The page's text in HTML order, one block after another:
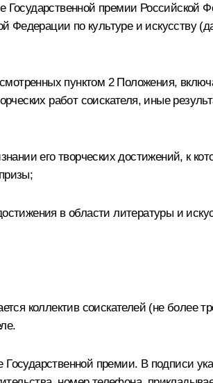
премии Российской
Федерации по культуре и искусству
пунктом 2 Положения,
работ соискателя, иные
его творческих достижений, к
в области литературы и
коллектив соискателей (не более
премии. В подписи